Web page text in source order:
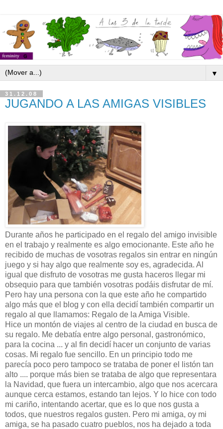
▼
31.12.08
JUGANDO A LAS AMIGAS VISIBLES
Durante años he participado en el regalo del amigo invisible
en el trabajo y realmente es algo emocionante. Este año he
recibido de muchas de vosotras regalos sin entrar en ningún
juego y si hay algo que realmente soy es, agradecida. Al
igual que disfruto de vosotras me gusta haceros llegar mi
obsequio para que también vosotras podáis disfrutar de mí.
Pero hay una persona con la que este año he compartido
algo más que el blog y con ella decidí también compartir un
regalo al que llamamos: Regalo de la Amiga Visible.
Hice un montón de viajes al centro de la ciudad en busca de
su regalo. Me debatía entre algo personal, gastronómico,
para la cocina ... y al fin decidí hacer un conjunto de varias
cosas. Mi regalo fue sencillo. En un principio todo me
parecía poco pero tampoco se trataba de poner el listón tan
alto .... porque más bien se trataba de algo que representara
la Navidad, que fuera un intercambio, algo que nos acercara
aunque cerca estamos, estando tan lejos. Y lo hice con todo
mi cariño, intentando acertar, que es lo que nos gusta a
todos, que nuestros regalos gusten. Pero mi amiga, oy mi
amiga, se ha pasado cuatro pueblos, nos ha dejado a toda